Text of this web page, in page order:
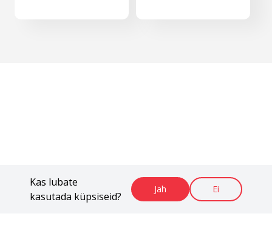
Kas lubate
kasutada küpsiseid?
Jah Ei